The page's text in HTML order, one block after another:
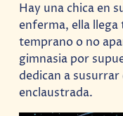
Hay una chica en
enferma, ella
temprano o no
gimnasia por
dedican a
enclaustrada.